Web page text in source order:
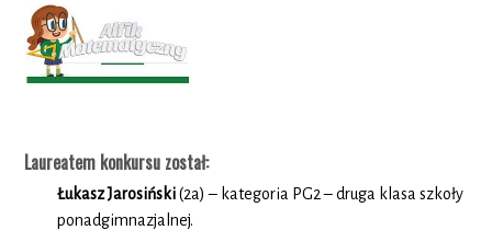
Laureatem konkursu został:
Łukasz Jarosiński(2a) – kategoria PG2 – druga klasa szkoły
ponadgimnazjalnej.